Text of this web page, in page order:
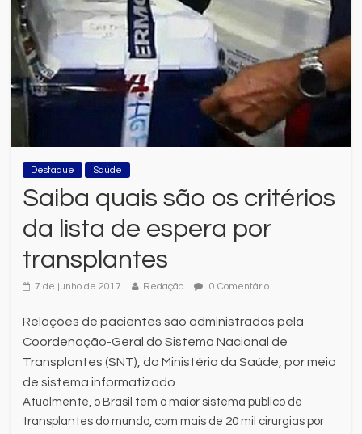
Destaque Saúde
Saiba quais são os critérios
da lista de espera por
transplantes
7 de junho de 2017 Redação 0 Comentário
Relações de pacientes são administradas pela
Coordenação-Geral do Sistema Nacional de
Transplantes (SNT), do Ministério da Saúde, por meio
de sistema informatizado
Atualmente, o Brasil tem o maior sistema público de
transplantes do mundo, com mais de 20 mil cirurgias por